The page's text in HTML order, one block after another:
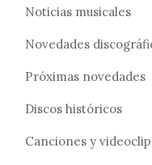
Noticias musicales
Novedades
Próximas novedades
Discos históricos
Canciones y